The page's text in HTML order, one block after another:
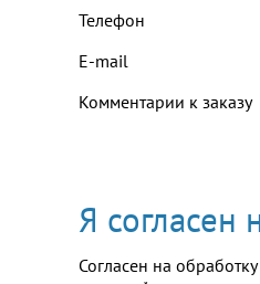
Телефон
E-mail
Комментарии к заказу
Я согласен
Согласен на обработку